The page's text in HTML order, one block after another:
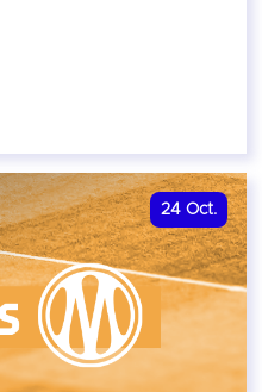
24 Oct.